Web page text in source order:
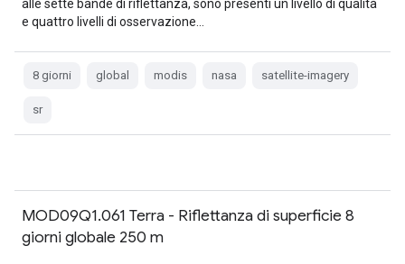
alle sette bande di riflettanza, sono presenti un livello di qualità
e quattro livelli di osservazione…
8 giorni global modis nasa satellite-imagery
sr
MOD09Q1.061 Terra - Riflettanza di superficie 8
giorni globale 250 m